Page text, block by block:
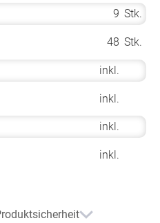
9 Stk.
48 Stk.
inkl.
inkl.
inkl.
inkl.